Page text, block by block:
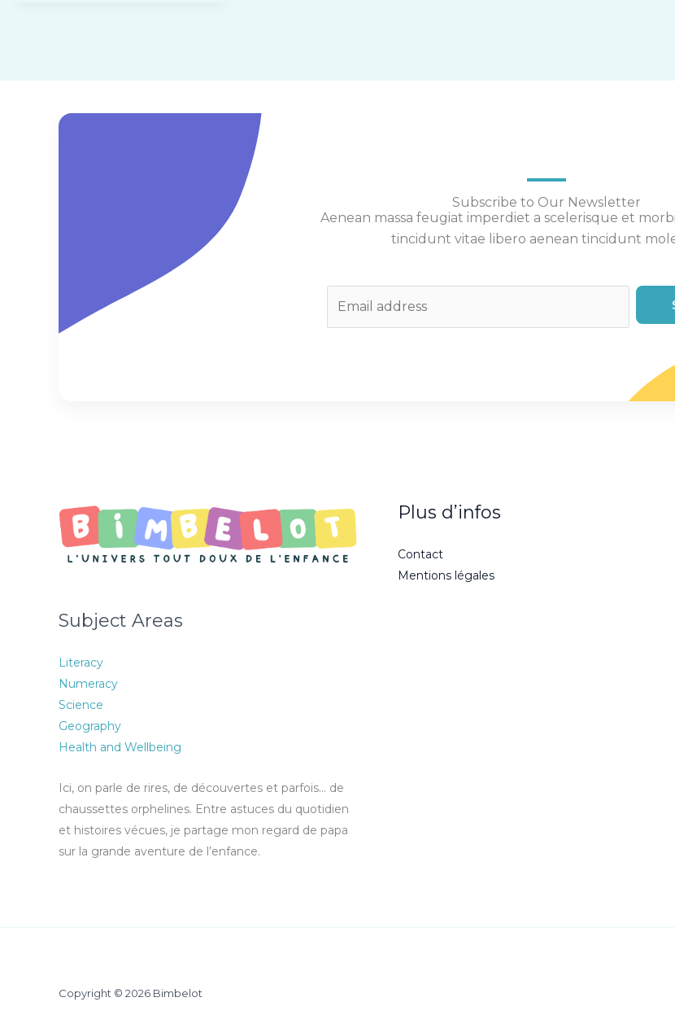
Subscribe to Our Newsletter
Aenean massa feugiat imperdiet a scelerisque et
tincidunt vitae libero aenean tincidunt
Subject Areas
Literacy
Numeracy
Science
Geography
Health and Wellbeing
Ici, on parle de rires, de découvertes et parfois… de
chaussettes orphelines. Entre astuces du quotidien
et histoires vécues, je partage mon regard de papa
sur la grande aventure de l’enfance.
Plus d’infos
Contact
Mentions légales
Copyright © 2026 Bimbelot